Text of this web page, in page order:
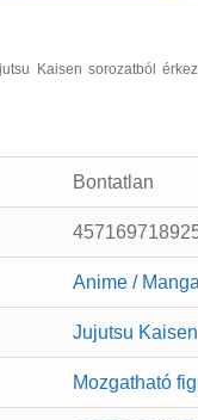
Kaisen sorozatból
Bontatlan
Anime / Manga
Jujutsu Kaisen
Mozgatható